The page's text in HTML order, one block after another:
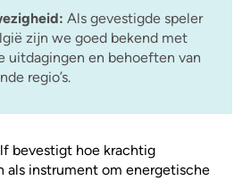
Als gevestigde speler
zijn we goed bekend met
uitdagingen en behoeften van
regio’s.
bevestigt hoe krachtig
als instrument om energetische